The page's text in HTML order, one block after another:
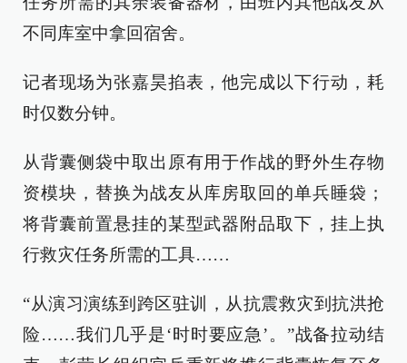
不同库室中拿回宿舍。
记者现场为张嘉昊掐表，他完成以下行动，耗
时仅数分钟。
从背囊侧袋中取出原有用于作战的野外生存物
资模块，替换为战友从库房取回的单兵睡袋；
将背囊前置悬挂的某型武器附品取下，挂上执
行救灾任务所需的工具……
“从演习演练到跨区驻训，从抗震救灾到抗洪抢
险……我们几乎是‘时时要应急’。”战备拉动结